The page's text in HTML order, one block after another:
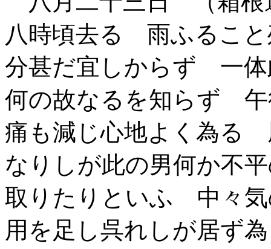
八時頃去る 雨ふるこ
分甚だ宜しからず 一
何の故なるを知らず 午
痛も減じ心地よく為る
なりしが此の男何か不
取りたりといふ 中々気
用を足し呉れしが居ず